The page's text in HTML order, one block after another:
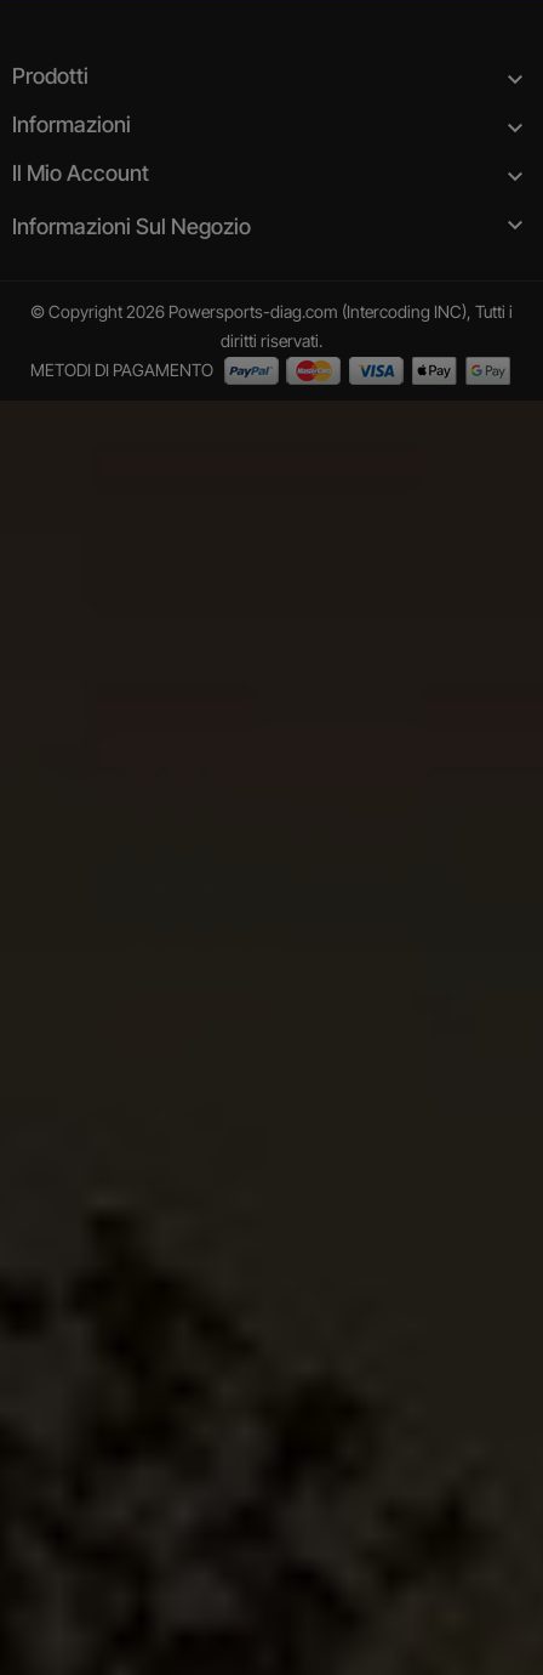
Prodotti 
Informazioni 
Il Mio Account 
Informazioni Sul Negozio 
© Copyright 2026 Powersports-diag.com (Intercoding INC), Tutti i
diritti riservati.
METODI DI PAGAMENTO